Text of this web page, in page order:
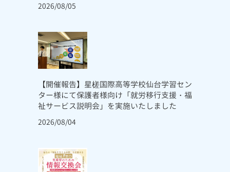
2026/08/05
【開催報告】星槎国際高等学校仙台学習セン
ター様にて保護者様向け「就労移行支援・福
祉サービス説明会」を実施いたしました
2026/08/04